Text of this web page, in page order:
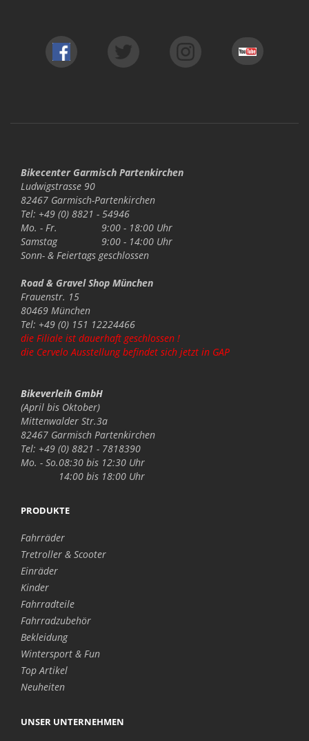
Bikecenter Garmisch Partenkirchen
Ludwigstrasse 90
82467 Garmisch-Partenkirchen
Tel: +49 (0) 8821 - 54946
Mo. - Fr.
9:00 - 18:00 Uhr
Samstag
9:00 - 14:00 Uhr
Sonn- & Feiertagsgeschlossen
Road & Gravel Shop München
Frauenstr. 15
80469 München
Tel: +49 (0) 151 12224466
die Filiale ist dauerhaft geschlossen !
die Cervelo Ausstellung befindet sich jetzt in GAP
Bikeverleih GmbH
(April bis Oktober)
Mittenwalder Str.3a
82467 Garmisch Partenkirchen
Tel: +49 (0) 8821 - 7818390
Mo. - So.08:30 bis 12:30 Uhr
14:00 bis 18:00 Uhr
PRODUKTE
Fahrräder
Tretroller & Scooter
Einräder
Kinder
Fahrradteile
Fahrradzubehör
Bekleidung
Wintersport & Fun
Top Artikel
Neuheiten
UNSER UNTERNEHMEN